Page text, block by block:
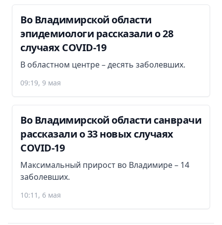
Во Владимирской области
эпидемиологи рассказали о 28
случаях COVID-19
В областном центре – десять заболевших.
09:19, 9 мая
Во Владимирской области санврачи
рассказали о 33 новых случаях
COVID-19
Максимальный прирост во Владимире – 14
заболевших.
10:11, 6 мая